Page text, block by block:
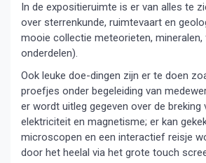
In de expositieruimte is er van alles te
over sterrenkunde, ruimtevaart en
mooie collectie meteorieten,
onderdelen).
Ook leuke doe-dingen zijn er te doen
proefjes onder begeleiding van
er wordt uitleg gegeven over de breking
elektriciteit en magnetisme; er kan
microscopen en een interactief reisje
door het heelal via het grote touch